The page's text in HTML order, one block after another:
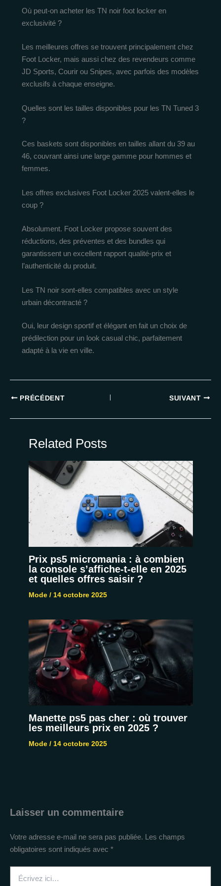
Où peut-on acheter les TN noir foot locker en
exclusivité ?
Les meilleures offres se trouvent principalement chez
Foot Locker, mais aussi chez des revendeurs comme
JD Sports, Courir ou Snipes, avec parfois des modèles
exclusifs à chaque enseigne.
Quelles sont les tailles disponibles pour les TN Tuned 3
?
Ces baskets sont disponibles en tailles allant du 39 au
46, couvrant ainsi une large gamme pour hommes et
femmes.
Les offres exclusives Foot Locker 2025 valent-elles le
coup ?
Absolument. Foot Locker propose souvent des
réductions, des préventes et des bundles qui
garantissent un excellent rapport qualité-prix et
l’authenticité du produit.
Les TN noir sont-elles compatibles avec un style
urbain décontracté ?
Oui, leur design sportif et élégant en fait un choix de
prédilection pour un look casual chic, parfaitement
adapté à la vie en ville.
PRÉCÉDENT SUIVANT
Related Posts
Prix ps5 micromania : à combien
la console s’affiche-t-elle en 2025
et quelles offres saisir ?
Mode/ 14 octobre 2025
Manette ps5 pas cher : où trouver
les meilleurs prix en 2025 ?
Mode/ 14 octobre 2025
Laisser un commentaire
Votre adresse e-mail ne sera pas publiée. Les champs
obligatoires sont indiqués avec *
ici…